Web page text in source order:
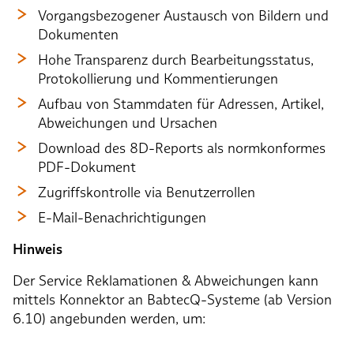
Vorgangsbezogener Austausch von Bildern und
Dokumenten
Hohe Transparenz durch Bearbeitungsstatus,
Protokollierung und Kommentierungen
Aufbau von Stammdaten für Adressen, Artikel,
Abweichungen und Ursachen
Download des 8D-Reports als normkonformes
PDF-Dokument
Zugriffskontrolle via Benutzerrollen
E-Mail-Benachrichtigungen
Hinweis
Der Service Reklamationen & Abweichungen kann
mittels Konnektor an BabtecQ-Systeme (ab Version
6.10) angebunden werden, um: